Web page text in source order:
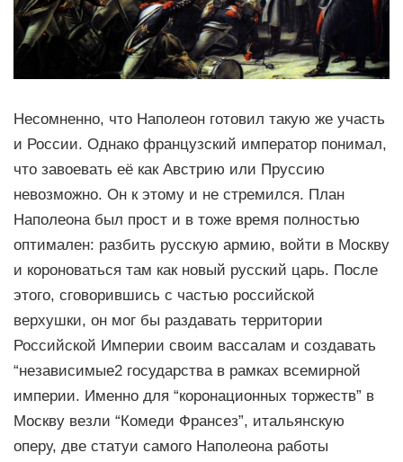
Несомненно, что Наполеон готовил такую же участь
и России. Однако французский император понимал,
что завоевать её как Австрию или Пруссию
невозможно. Он к этому и не стремился. План
Наполеона был прост и в тоже время полностью
оптимален: разбить русскую армию, войти в Москву
и короноваться там как новый русский царь. После
этого, сговорившись с частью российской
верхушки, он мог бы раздавать территории
Российской Империи своим вассалам и создавать
“независимые2 государства в рамках всемирной
империи. Именно для “коронационных торжеств” в
Москву везли “Комеди Франсез”, итальянскую
оперу, две статуи самого Наполеона работы